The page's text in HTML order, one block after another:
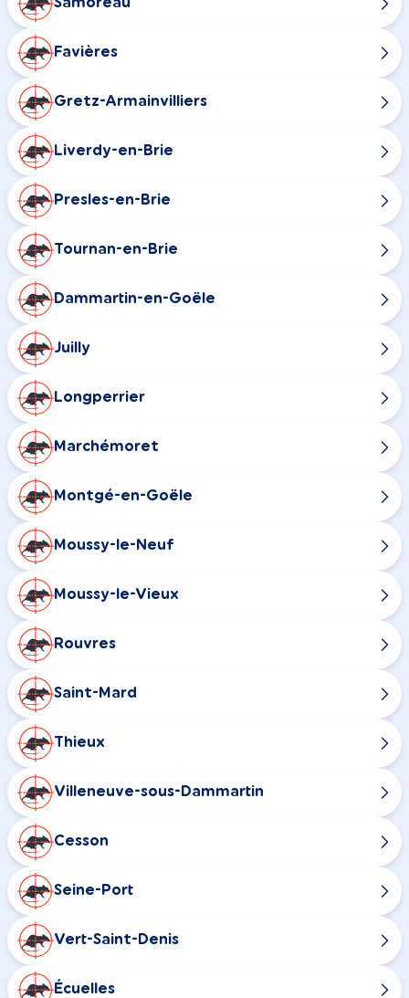
Favières
Gretz-Armainvilliers
Liverdy-en-Brie
Presles-en-Brie
Tournan-en-Brie
Dammartin-en-Goële
Juilly
Longperrier
Marchémoret
Montgé-en-Goële
Moussy-le-Neuf
Moussy-le-Vieux
Rouvres
Saint-Mard
Thieux
Villeneuve-sous-Dammartin
Cesson
Seine-Port
Vert-Saint-Denis
Écuelles